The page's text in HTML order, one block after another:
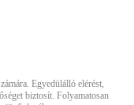
Egyedülálló elérést,
biztosít. Folyamatosan